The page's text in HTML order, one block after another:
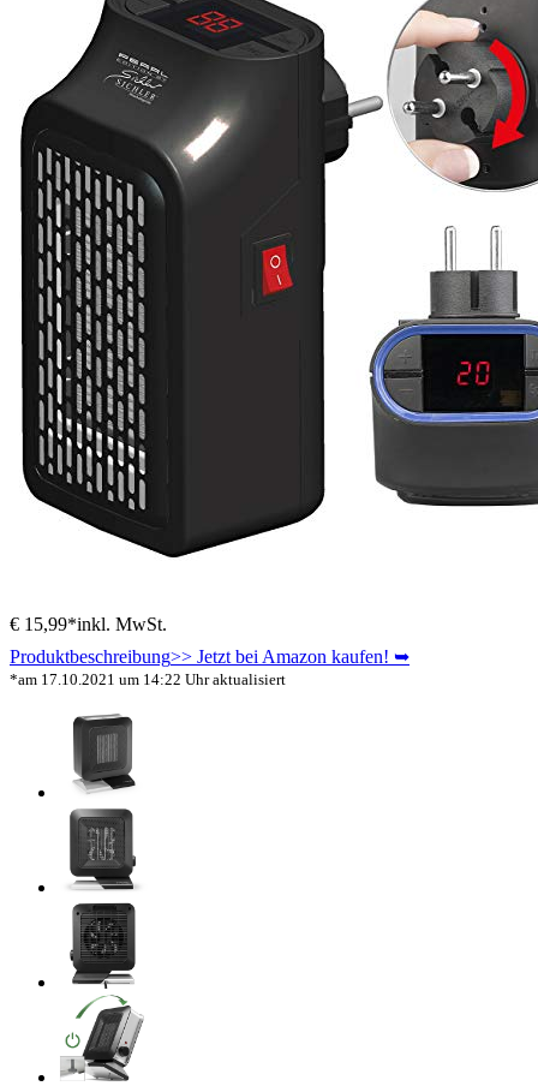
€ 15,99*inkl. MwSt.
Produktbeschreibung>> Jetzt bei Amazon kaufen! ➥
*am 17.10.2021 um 14:22 Uhr aktualisiert